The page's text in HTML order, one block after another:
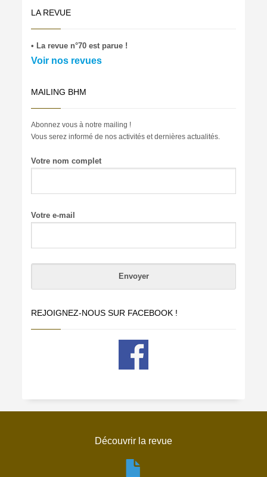
LA REVUE
• La revue n°70 est parue !
Voir nos revues
MAILING BHM
Abonnez vous à notre mailing !
Vous serez informé de nos activités et dernières actualités.
Votre nom complet
Votre e-mail
REJOIGNEZ-NOUS SUR FACEBOOK !
Découvrir la revue